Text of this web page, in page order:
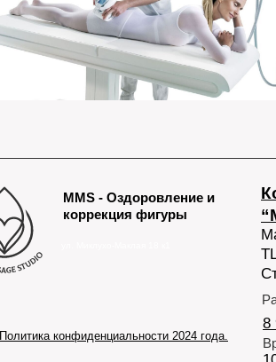
MMS - Оздоровление и
коррекция фигуры
“
8
Политика конфиденциальности 2024 года.